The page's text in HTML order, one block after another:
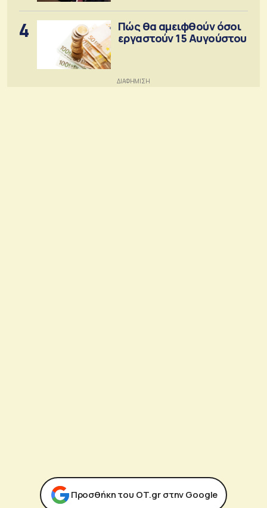
4
Πώς θα αμειφθούν όσοι
εργαστούν 15 Αυγούστου
Προσθήκη του ΟΤ.gr στην Google